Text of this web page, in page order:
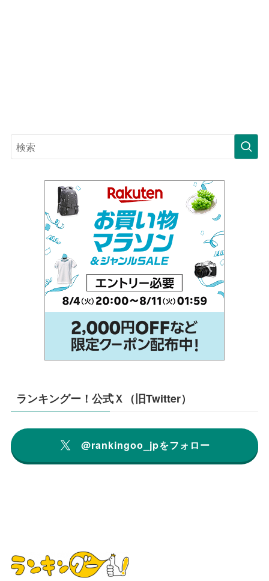
ランキングー！公式Ｘ（旧Twitter）
@rankingoo_jpをフォロー